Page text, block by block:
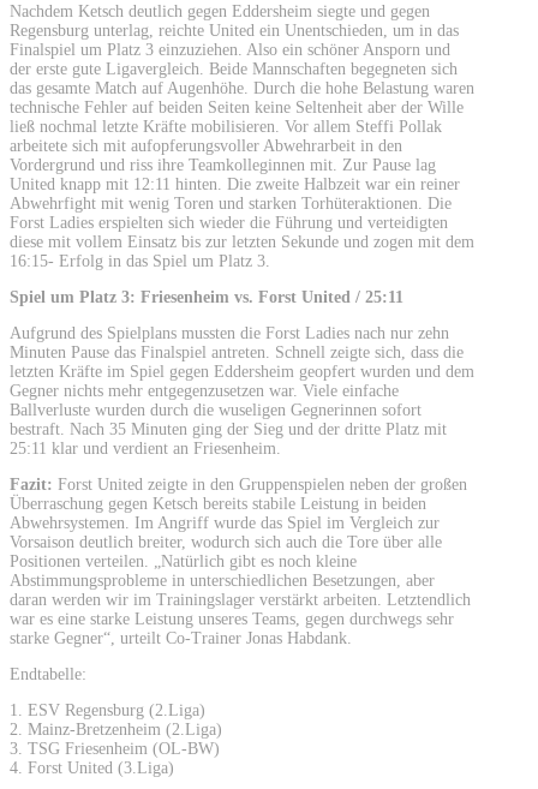
Nachdem Ketsch deutlich gegen Eddersheim siegte und gegen
Regensburg unterlag, reichte United ein Unentschieden, um in das
Finalspiel um Platz 3 einzuziehen. Also ein schöner Ansporn und
der erste gute Ligavergleich. Beide Mannschaften begegneten sich
das gesamte Match auf Augenhöhe. Durch die hohe Belastung waren
technische Fehler auf beiden Seiten keine Seltenheit aber der Wille
ließ nochmal letzte Kräfte mobilisieren. Vor allem Steffi Pollak
arbeitete sich mit aufopferungsvoller Abwehrarbeit in den
Vordergrund und riss ihre Teamkolleginnen mit. Zur Pause lag
United knapp mit 12:11 hinten. Die zweite Halbzeit war ein reiner
Abwehrfight mit wenig Toren und starken Torhüteraktionen. Die
Forst Ladies erspielten sich wieder die Führung und verteidigten
diese mit vollem Einsatz bis zur letzten Sekunde und zogen mit dem
16:15- Erfolg in das Spiel um Platz 3.
Spiel um Platz 3: Friesenheim vs. Forst United / 25:11
Aufgrund des Spielplans mussten die Forst Ladies nach nur zehn
Minuten Pause das Finalspiel antreten. Schnell zeigte sich, dass die
letzten Kräfte im Spiel gegen Eddersheim geopfert wurden und dem
Gegner nichts mehr entgegenzusetzen war. Viele einfache
Ballverluste wurden durch die wuseligen Gegnerinnen sofort
bestraft. Nach 35 Minuten ging der Sieg und der dritte Platz mit
25:11 klar und verdient an Friesenheim.
Fazit: Forst United zeigte in den Gruppenspielen neben der großen
Überraschung gegen Ketsch bereits stabile Leistung in beiden
Abwehrsystemen. Im Angriff wurde das Spiel im Vergleich zur
Vorsaison deutlich breiter, wodurch sich auch die Tore über alle
Positionen verteilen. „Natürlich gibt es noch kleine
Abstimmungsprobleme in unterschiedlichen Besetzungen, aber
daran werden wir im Trainingslager verstärkt arbeiten. Letztendlich
war es eine starke Leistung unseres Teams, gegen durchwegs sehr
starke Gegner“, urteilt Co-Trainer Jonas Habdank.
Endtabelle:
1. ESV Regensburg (2.Liga)
2. Mainz-Bretzenheim (2.Liga)
3. TSG Friesenheim (OL-BW)
4. Forst United (3.Liga)